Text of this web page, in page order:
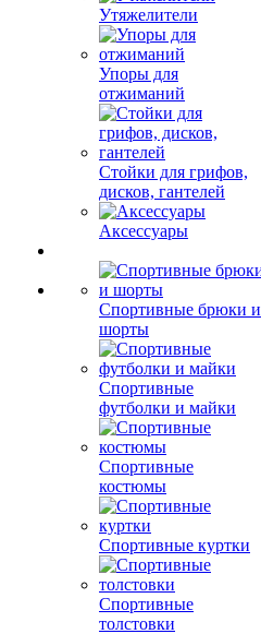
Утяжелители
Упоры для
отжиманий
Стойки для грифов,
дисков, гантелей
Аксессуары
Спортивные брюки и
шорты
Спортивные
футболки и майки
Спортивные
костюмы
Спортивные куртки
Спортивные
толстовки